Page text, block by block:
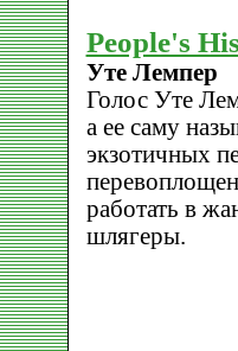
People's
Уте Лемпер
Голос Уте
а ее саму
экзотичных
работать в
шлягеры.